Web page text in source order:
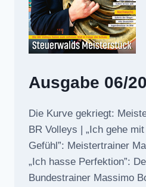
Ausgabe 06/
Die Kurve gekriegt:
BR Volleys | „Ich gehe
Gefühl”: Meistertrainer
„Ich hasse Perfektion”:
Bundestrainer Massimo